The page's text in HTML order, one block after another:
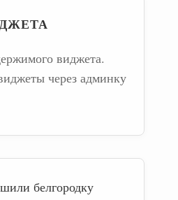
виджета.
через админку
белгородку